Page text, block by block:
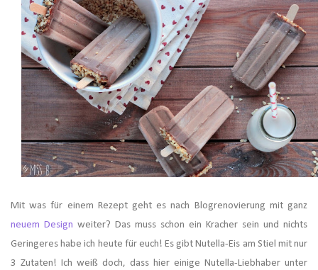
Mit was für einem Rezept geht es nach Blogrenovierung mit ganz
neuem Design weiter? Das muss schon ein Kracher sein und nichts
Geringeres habe ich heute für euch! Es gibt Nutella-Eis am Stiel mit nur
3 Zutaten! Ich weiß doch, dass hier einige Nutella-Liebhaber unter